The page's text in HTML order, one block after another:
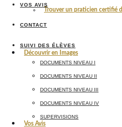
Trouver un praticien certifié
Découvrir en Images
Vos Avis
VOS AVIS
CONTACT
SUIVI DES ÉLÈVES
DOCUMENTS NIVEAU I
DOCUMENTS NIVEAU II
DOCUMENTS NIVEAU III
DOCUMENTS NIVEAU IV
SUPERVISIONS